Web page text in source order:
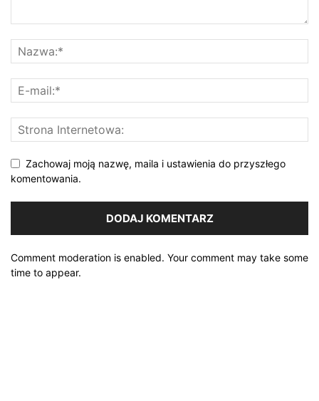
Zachowaj moją nazwę, maila i ustawienia do przyszłego
komentowania.
Comment moderation is enabled. Your comment may take some
time to appear.